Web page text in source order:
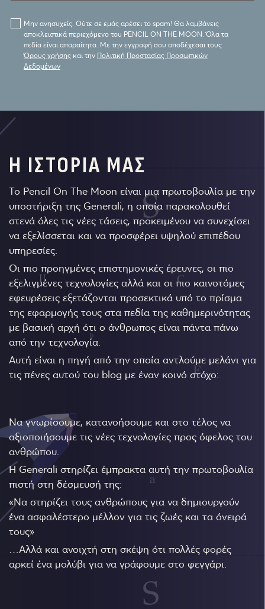
Μην ανησυχείς. Ούτε σε εμάς αρέσει το spam! Θα λαμβάνεις
αποκλειστικά περιεχόμενο του PENCIL ON THE MOON. Όλα τα
πεδία είναι απαραίτητα. Με την εγγραφή σου αποδέχεσαι τους
Όρους χρήσης και την Πολιτική Προστασίας Προσωπικών
Δεδομένων
Η ΙΣΤΟΡΙΑ ΜΑΣ
Το Pencil On The Moon είναι μια πρωτοβουλία με την
υποστήριξη της Generali, η οποία παρακολουθεί
στενά όλες τις νέες τάσεις, προκειμένου να συνεχίσει
να εξελίσσεται και να προσφέρει υψηλού επιπέδου
υπηρεσίες.
Οι πιο προηγμένες επιστημονικές έρευνες, οι πιο
εξελιγμένες τεχνολογίες αλλά και οι πιο καινοτόμες
εφευρέσεις εξετάζονται προσεκτικά υπό το πρίσμα
της εφαρμογής τους στα πεδία της καθημερινότητας
με βασική αρχή ότι ο άνθρωπος είναι πάντα πάνω
από την τεχνολογία.
Αυτή είναι η πηγή από την οποία αντλούμε μελάνι για
τις πένες αυτού του blog με έναν κοινό στόχο:
Να γνωρίσουμε, κατανοήσουμε και στο τέλος να
αξιοποιήσουμε τις νέες τεχνολογίες προς όφελος του
ανθρώπου.
Η Generali στηρίζει έμπρακτα αυτή την πρωτοβουλία
πιστή στη δέσμευσή της:
«Να στηρίζει τους ανθρώπους για να δημιουργούν
ένα ασφαλέστερο μέλλον για τις ζωές και τα όνειρά
τους»
…Αλλά και ανοιχτή στη σκέψη ότι πολλές φορές
αρκεί ένα μολύβι για να γράφουμε στο φεγγάρι.